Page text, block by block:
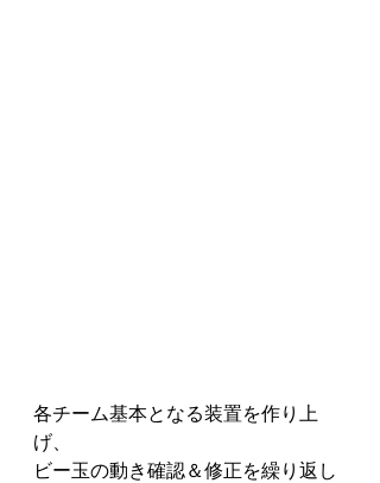
各チーム基本となる装置を作り上
げ、
ビー玉の動き確認＆修正を繰り返し